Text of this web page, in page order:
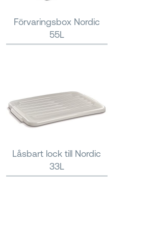
Förvaringsbox Nordic
55L
Låsbart lock till Nordic
33L